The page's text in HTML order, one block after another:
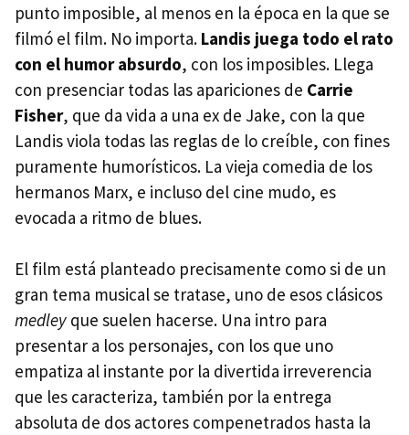
punto imposible, al menos en la época en la que se
filmó el film. No importa. Landis juega todo el rato
con el humor absurdo, con los imposibles. Llega
con presenciar todas las apariciones de Carrie
Fisher, que da vida a una ex de Jake, con la que
Landis viola todas las reglas de lo creíble, con fines
puramente humorísticos. La vieja comedia de los
hermanos Marx, e incluso del cine mudo, es
evocada a ritmo de blues.
El film está planteado precisamente como si de un
gran tema musical se tratase, uno de esos clásicos
medley que suelen hacerse. Una intro para
presentar a los personajes, con los que uno
empatiza al instante por la divertida irreverencia
que les caracteriza, también por la entrega
absoluta de dos actores compenetrados hasta la